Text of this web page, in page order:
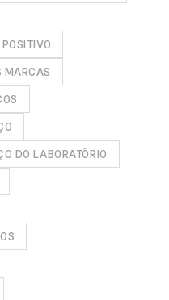
MARCAS
DO LABORATÓRIO